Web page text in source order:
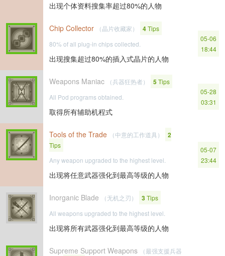
出现个体资料搜集率超过80%的人物
Chip Collector （晶片收藏家） 4Tips
80% of all plug-in chips collected.
出现搜集超过80%的插入式晶片的人物
05-06
18:44
Weapons Maniac （兵器狂热者） 5Tips
All Pod programs obtained.
取得所有辅助机程式
05-28
03:31
Tools of the Trade （中意的工作道具） 2
Tips
Any weapon upgraded to the highest level.
出现将任意武器强化到最高等级的人物
05-07
23:44
Inorganic Blade （无机之刃） 3Tips
All weapons upgraded to the highest level.
出现将所有武器强化到最高等级的人物
Supreme Support Weapons
（最强支援兵器